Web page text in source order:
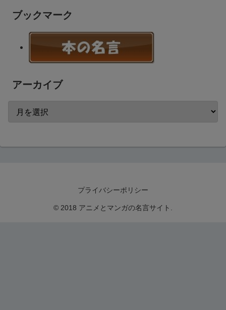
ブックマーク
アーカイブ
プライバシーポリシー
© 2018 アニメとマンガの名言サイト.